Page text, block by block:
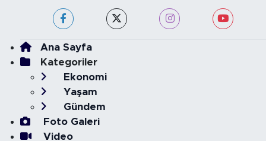
Ana Sayfa
Kategoriler
Ekonomi
Yaşam
Gündem
Foto Galeri
Video